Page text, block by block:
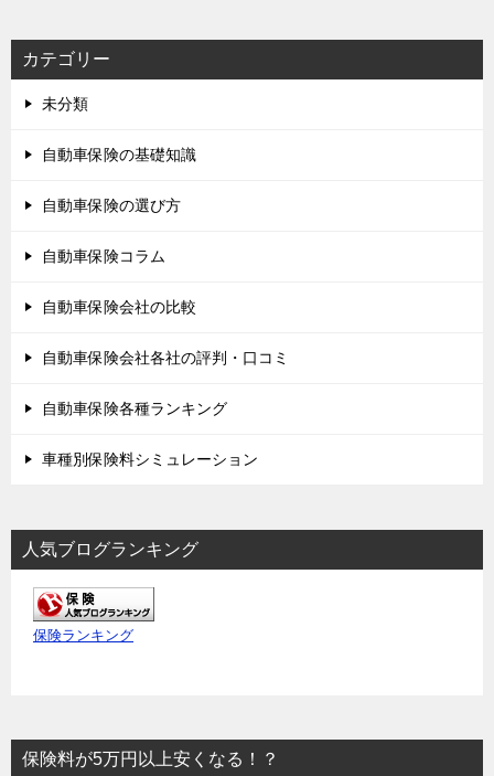
カテゴリー
未分類
自動車保険の基礎知識
自動車保険の選び方
自動車保険コラム
自動車保険会社の比較
自動車保険会社各社の評判・口コミ
自動車保険各種ランキング
車種別保険料シミュレーション
人気ブログランキング
保険ランキング
保険料が5万円以上安くなる！？